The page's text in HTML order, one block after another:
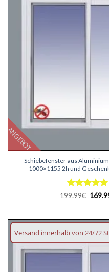
ANGEBOT
+
Schiebefenster aus
1000×1155 2h und
Bewertet
199.99€
Versand innerhalb von 24/72